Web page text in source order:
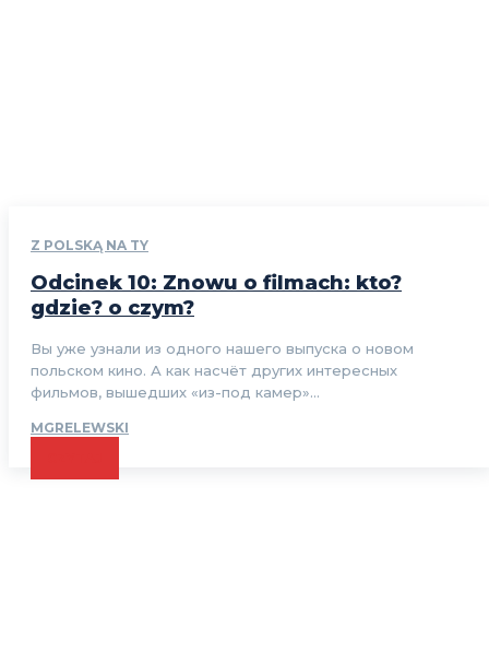
Z POLSKĄ NA TY
Odcinek 10: Znowu o filmach: kto?
gdzie? o czym?
Вы уже узнали из одного нашего выпуска о новом
польском кино. А как насчёт других интересных
фильмов, вышедших «из-под камер»...
MGRELEWSKI